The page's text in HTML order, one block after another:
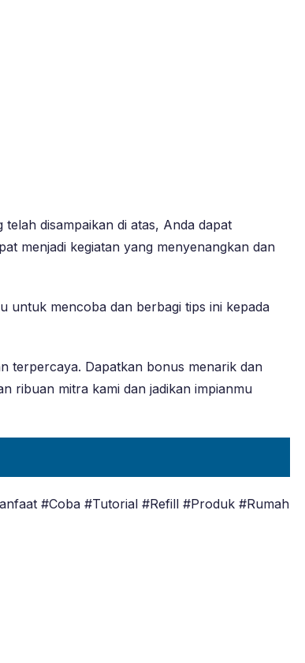
disampaikan di atas, Anda dapat
menjadi kegiatan yang menyenangkan dan
untuk mencoba dan berbagi tips ini kepada
terpercaya. Dapatkan bonus menarik dan
ribuan mitra kami dan jadikan impianmu
#Coba #Tutorial #Refill #Produk #Rumah